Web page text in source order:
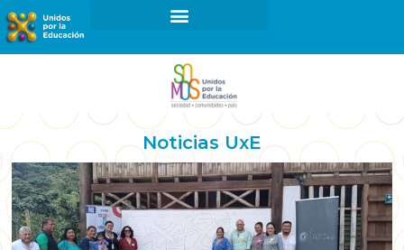
Noticias UxE